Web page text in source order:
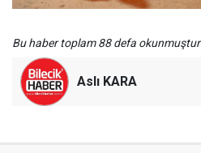
Bu haber toplam 88 defa okunmuştur
Aslı KARA